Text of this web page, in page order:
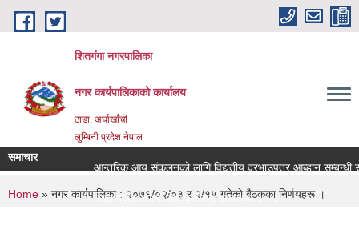
Skip to main content
शितगंगा नगरपालिका
नगर कार्यपालिकाकाे कार्यालय
ठाडा, अर्घाखाँची
लुम्बिनी प्रदेश नेपाल
समाचार
आन्तरिक आय संकलनको लागि विद्युतीय दरभाउपत्र आब्हान सम्बन्धी
रिक्त पदमा स्थायी शिक्षक सरुवा सम्बन्धमा ।।।
You are here
Home » नगर कार्यपालिका : २०७६/०२/०३ र २/१५ गतेकाे बैठकका निर्णयहरू ।